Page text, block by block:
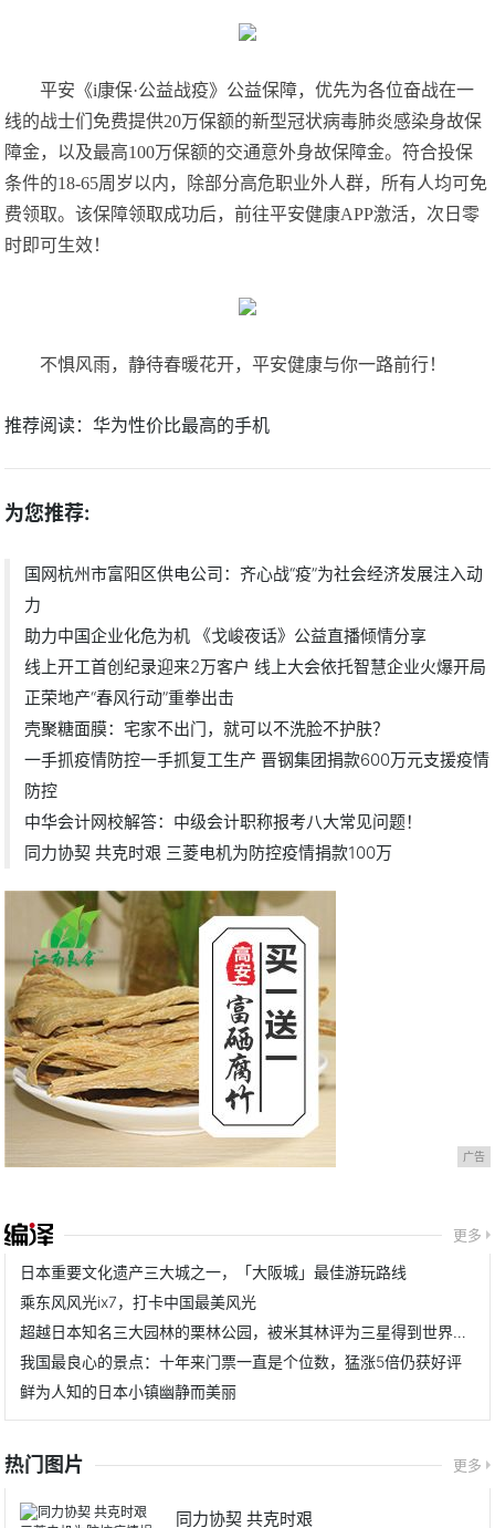
平安《i康保·公益战疫》公益保障，优先为各位奋战在一
线的战士们免费提供20万保额的新型冠状病毒肺炎感染身故保
障金，以及最高100万保额的交通意外身故保障金。符合投保
条件的18-65周岁以内，除部分高危职业外人群，所有人均可免
费领取。该保障领取成功后，前往平安健康APP激活，次日零
时即可生效！
不惧风雨，静待春暖花开，平安健康与你一路前行！
推荐阅读：华为性价比最高的手机
为您推荐:
国网杭州市富阳区供电公司：齐心战“疫”为社会经济发展注入动
力
助力中国企业化危为机 《戈峻夜话》公益直播倾情分享
线上开工首创纪录迎来2万客户 线上大会依托智慧企业火爆开局
正荣地产“春风行动”重拳出击
壳聚糖面膜：宅家不出门，就可以不洗脸不护肤？
一手抓疫情防控一手抓复工生产 晋钢集团捐款600万元支援疫情
防控
中华会计网校解答：中级会计职称报考八大常见问题！
同力协契 共克时艰 三菱电机为防控疫情捐款100万
广告
更多
日本重要文化遗产三大城之一，「大阪城」最佳游玩路线
乘东风风光ix7，打卡中国最美风光
超越日本知名三大园林的栗林公园，被米其林评为三星得到世界认可
我国最良心的景点：十年来门票一直是个位数，猛涨5倍仍获好评
鲜为人知的日本小镇幽静而美丽
热门图片 更多
同力协契 共克时艰